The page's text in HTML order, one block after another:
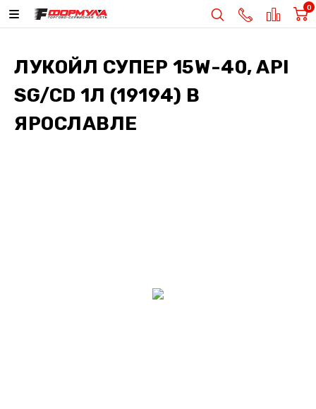
0
ЛУКОЙЛ СУПЕР 15W-40, API
SG/CD 1Л (19194) В
ЯРОСЛАВЛЕ